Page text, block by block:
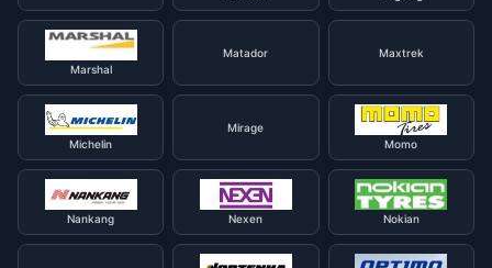
Marshal
Matador Maxtrek
Michelin
Mirage
Momo
Nankang Nexen Nokian